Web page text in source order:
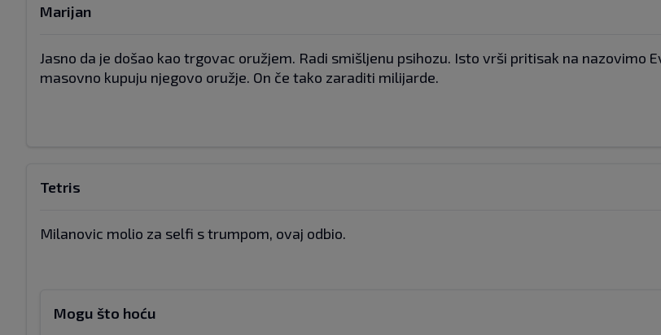
Marijan
Jasno da je došao kao trgovac oružjem. Radi smišljenu psihozu. Isto vrši pritisak na nazovimo
masovno kupuju njegovo oružje. On če tako zaraditi milijarde.
Tetris
Milanovic molio za selfi s trumpom, ovaj odbio.
Mogu što hoću